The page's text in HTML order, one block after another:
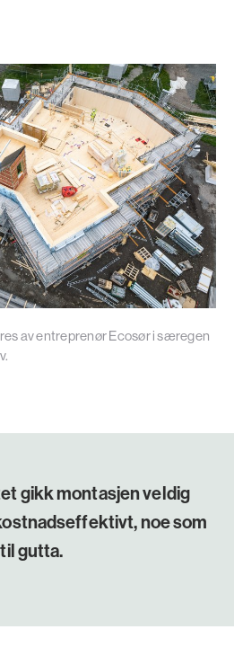
av entreprenør Ecosør i særegen
gikk montasjen veldig
noe som
gutta.